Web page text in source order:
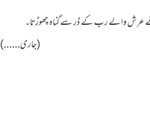
عرش والے رب کے ڈر سے گناہ چھوڑتا۔
(جاری......)